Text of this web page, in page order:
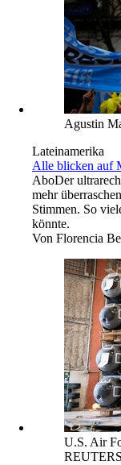
Agustin
Lateinamerika
Alle blicken auf
AboDer
mehr
Stimmen. So
könnte.
Von Florencia
U.S. Air
REUTERS